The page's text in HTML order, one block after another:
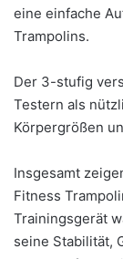
eine einfache
Trampolins.
Der 3-stufig
Testern als
Körpergrößen
Insgesamt
Fitness
Trainingsgerät
seine Stabilität,